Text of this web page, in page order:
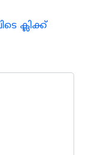
ക്ലിക്ക്